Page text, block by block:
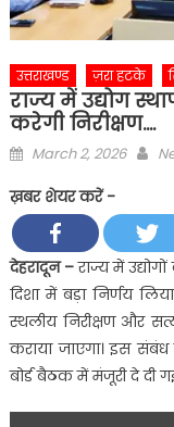
उत्तराखण्ड ज़रा हटके
राज्य में उद्योग
करेगी निरीक्षण….
Posted
March 2, 2026
ख़बर शेयर करें -
देहरादून–राज्य में
दिशा में बड़ा निर्णय
स्थलीय निरीक्षण और
कराया जाएगा। इस संबंध
बोर्ड बैठक में मंजूरी दे दी